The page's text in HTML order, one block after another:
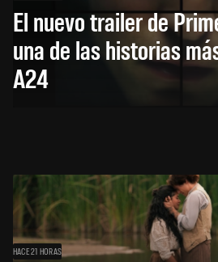
El nuevo trailer de
una de las historias
A24
HACE 21 HORAS